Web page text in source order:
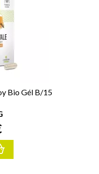
Bio Gél B/15